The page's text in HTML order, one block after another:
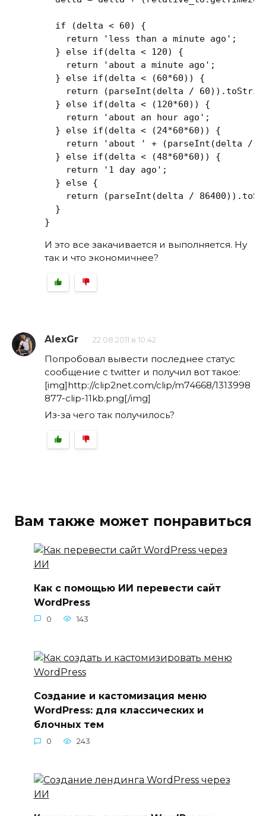
if (delta < 60) {
return
'less than a minute ago' ;
  }
else if (delta < 120) {
return
'about a minute ago' ;
  }
else if (delta < (60*60)) {
return (parseInt (delta / 60
  }
else if (delta < (120*60)) {
return
'about an hour ago' ;
  }
else if (delta < (24*60*60)) {
return
'about ' + (parseInt (delta /
  }
else if (delta < (48*60*60)) {
return
'1 day ago' ;
  }
else {
return (parseInt (delta / 86400
  }
}
И это все закачивается и выполняется. Ну
так и что экономичнее?
AlexGr 22.08.2011 в 10:42
Попробовал вывести последнее статус
сообщение с twitter и получил вот такое:
[img]http://clip2net.com/clip/m74668/1313998
877-clip-11kb.png[/img]
Из-за чего так получилось?
Вам также может понравиться
Как с помощью ИИ перевести сайт
WordPress
0 143
Создание и кастомизация меню
WordPress: для классических и
блочных тем
0 243